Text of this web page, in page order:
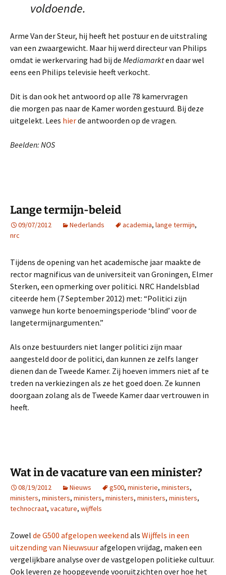
voldoende.
Arme Van der Steur, hij heeft het postuur en de uitstraling
van een zwaargewicht. Maar hij werd directeur van Philips
omdat ie werkervaring had bij de Mediamarkten daar wel
eens een Philips televisie heeft verkocht.
Dit is dan ook het antwoord op alle 78 kamervragen
die morgen pas naar de Kamer worden gestuurd. Bij deze
uitgelekt. Lees hierde antwoorden op de vragen.
Beelden: NOS
Lange termijn-beleid
09/07/2012 Nederlands academia, lange termijn,
nrc
Tijdens de opening van het academische jaar maakte de
rector magnificus van de universiteit van Groningen, Elmer
Sterken, een opmerking over politici. NRC Handelsblad
citeerde hem (7 September 2012) met: “Politici zijn
vanwege hun korte benoemingsperiode ‘blind’ voor de
langetermijnargumenten.”
Als onze bestuurders niet langer politici zijn maar
aangesteld door de politici, dan kunnen ze zelfs langer
dienen dan de Tweede Kamer. Zij hoeven immers niet af te
treden na verkiezingen als ze het goed doen. Ze kunnen
doorgaan zolang als de Tweede Kamer daar vertrouwen in
heeft.
Wat in de vacature van een minister?
08/19/2012 Nieuws g500, ministerie, ministers,
ministers, ministers, ministers, ministers, ministers, ministers,
technocraat, vacature, wijffels
Zowel de G500 afgelopen weekend als Wijffels in een
uitzending van Nieuwsuurafgelopen vrijdag, maken een
vergelijkbare analyse over de vastgelopen politieke cultuur.
Ook leveren ze hoopgevende vooruitzichten over hoe het